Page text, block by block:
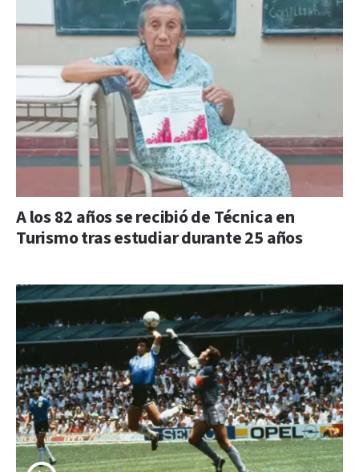
A los 82 años se recibió de Técnica en
Turismo tras estudiar durante 25 años